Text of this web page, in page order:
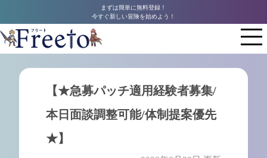
まずは簡単に無料登録！
今すぐ新しい冒険を始めよう！
【★急募パッチ適用経験者募集/
本日面談調整可能/体制提案優先
★】